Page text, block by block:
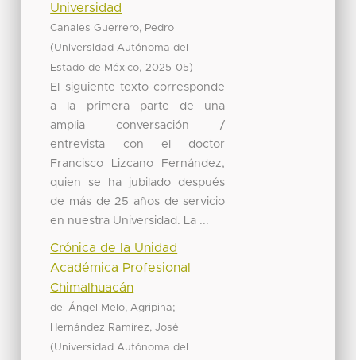
Universidad
Canales Guerrero, Pedro
(Universidad Autónoma del
Estado de México, 2025-05)
El siguiente texto corresponde
a la primera parte de una
amplia conversación /
entrevista con el doctor
Francisco Lizcano Fernández,
quien se ha jubilado después
de más de 25 años de servicio
en nuestra Universidad. La ...
Crónica de la Unidad
Académica Profesional
Chimalhuacán
del Ángel Melo, Agripina;
Hernández Ramírez, José
(Universidad Autónoma del